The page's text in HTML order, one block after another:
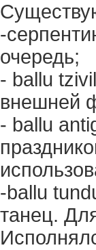
-
очередь;
- ballu
внешней
- ballu
-ballu
танец.